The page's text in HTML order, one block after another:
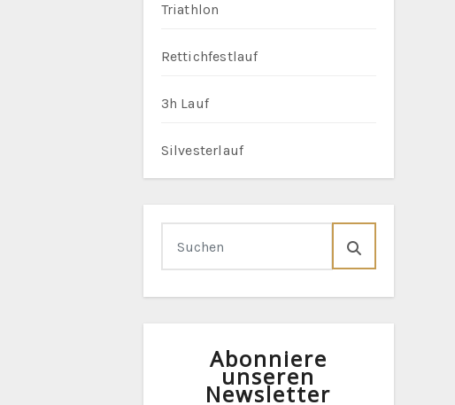
Triathlon
Rettichfestlauf
3h Lauf
Silvesterlauf
Abonniere
unseren
Newsletter